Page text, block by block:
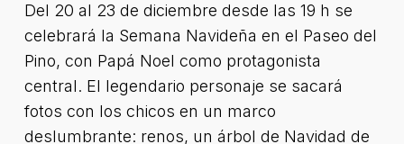
Del 20 al 23 de diciembre desde las 19 h se
celebrará la Semana Navideña en el Paseo del
Pino, con Papá Noel como protagonista
central. El legendario personaje se sacará
fotos con los chicos en un marco
deslumbrante: renos, un árbol de Navidad de